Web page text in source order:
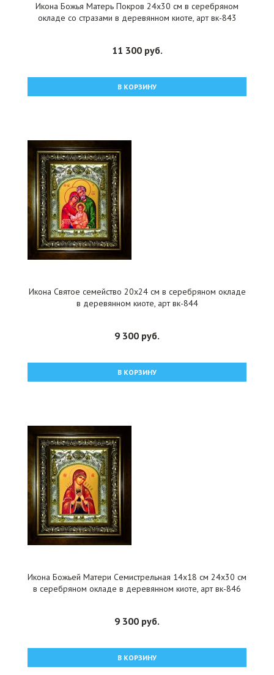
Икона Божья Матерь Покров 24x30 см в серебряном
окладе со стразами в деревянном киоте, арт вк-843
11 300 руб.
В КОРЗИНУ
Икона Святое семейство 20x24 см в серебряном окладе
в деревянном киоте, арт вк-844
9 300 руб.
В КОРЗИНУ
Икона Божьей Матери Семистрельная 14x18 см 24x30 см
в серебряном окладе в деревянном киоте, арт вк-846
9 300 руб.
В КОРЗИНУ